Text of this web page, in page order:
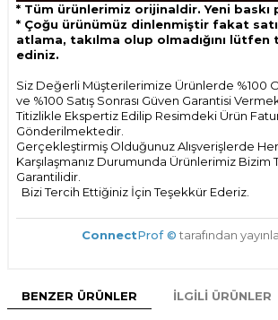
* Tüm ürünlerimiz orijinaldir. Yeni baskı
* Çoğu ürünümüz dinlenmiştir fakat
atlama, takılma olup olmadığını lütfen
ediniz.
Siz Değerli Müşterilerimize Ürünlerde %100
ve %100 Satış Sonrası Güven Garantisi
Titizlikle Ekspertiz Edilip Resimdeki Ürün
Gönderilmektedir.
Gerçekleştirmiş Olduğunuz Alışverişlerde
Karşılaşmanız Durumunda Ürünlerimiz Bizim
Garantilidir.
Bizi Tercih Ettiğiniz İçin Teşekkür Ederiz.
ConnectProf © tarafından
BENZER ÜRÜNLER İLGILI ÜRÜNLER